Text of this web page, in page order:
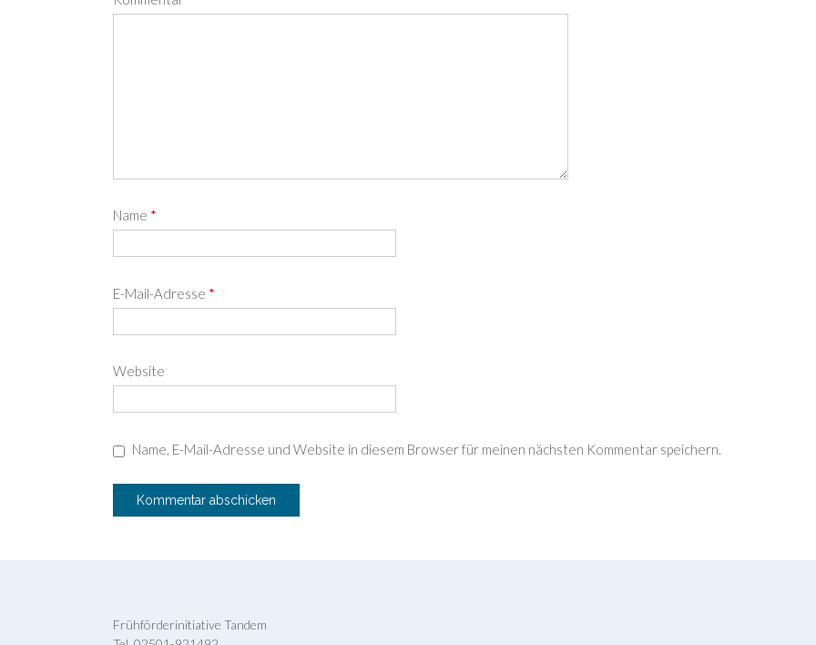
Name *
E-Mail-Adresse *
Website
Name, E-Mail-Adresse und Website in diesem Browser für meinen nächsten Kommentar speichern.
Frühförderinitiative Tandem